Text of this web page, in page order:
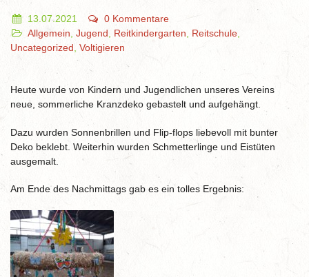
13.07.2021
0 Kommentare
Allgemein Jugend Reitkindergarten Reitschule
Uncategorized Voltigieren
Heute wurde von Kindern und Jugendlichen unseres Vereins
neue, sommerliche Kranzdeko gebastelt und aufgehängt.
Dazu wurden Sonnenbrillen und Flip-flops liebevoll mit bunter
Deko beklebt. Weiterhin wurden Schmetterlinge und Eistüten
ausgemalt.
Am Ende des Nachmittags gab es ein tolles Ergebnis: